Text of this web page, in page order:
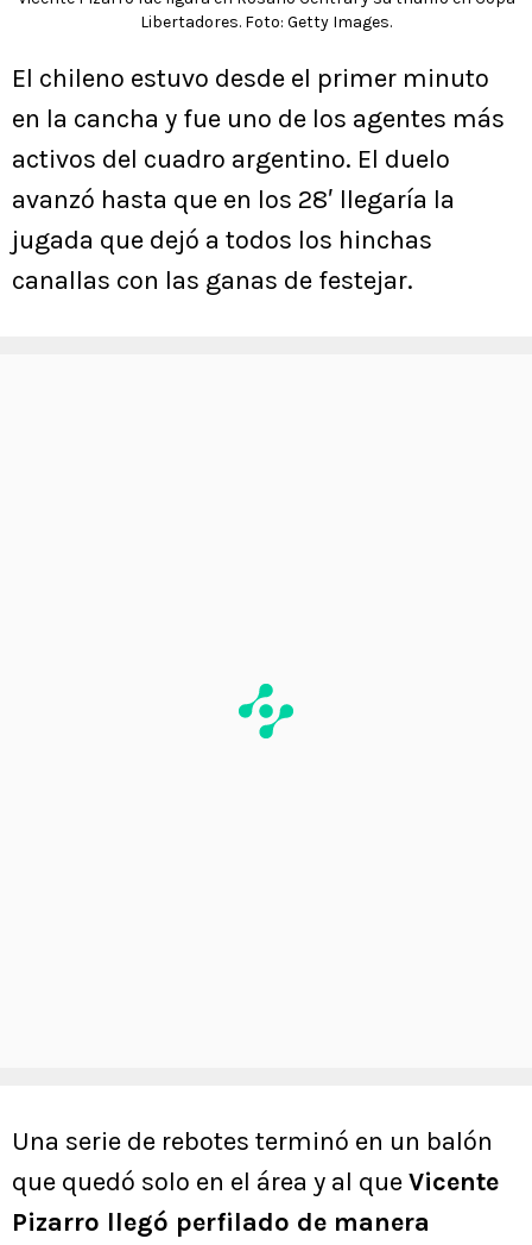
Libertadores. Foto: Getty Images.
El chileno estuvo desde el primer minuto
en la cancha y fue uno de los agentes más
activos del cuadro argentino. El duelo
avanzó hasta que en los 28′ llegaría la
jugada que dejó a todos los hinchas
canallas con las ganas de festejar.
Una serie de rebotes terminó en un balón
que quedó solo en el área y al queVicente
Pizarro llegó perfilado de manera